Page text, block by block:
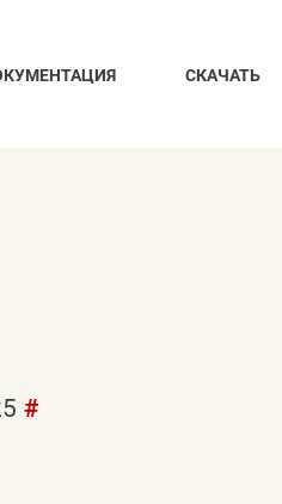
СКАЧАТЬ
#